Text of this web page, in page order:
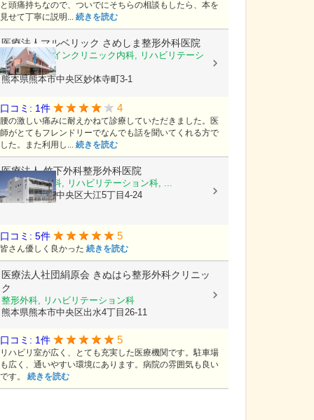
と頭痛持ちなので、ついでにそちらの相談もしたら、本を
見せて丁寧に説明... 続きを読む
医療法人マルベリック さめしま整形外科医院
整形外科, ペインクリニック内科, リハビリテーシ
ョン科
熊本県熊本市中央区妙体寺町3-1
口コミ: 1件 4
腰の激しい痛みに耐えかねて診療していただきました。医
師がとてもフレンドリーでなんでも話を聞いてくれる方で
した。また利用し... 続きを読む
医療法人竹下外科整形外科医院
外科, 整形外科, リハビリテーション科, ...
熊本県熊本市中央区大江5丁目4-24
口コミ: 5件 5
皆さん優しく良かった 続きを読む
医療法人社団絹原会 きぬはら整形外科クリニッ
ク
整形外科, リハビリテーション科
熊本県熊本市中央区出水4丁目26-11
口コミ: 1件 5
リハビリ室が広く、とても充実した医療機関です。駐車場
も広く、通いやすい環境にあります。病院の雰囲気も良い
です。 続きを読む